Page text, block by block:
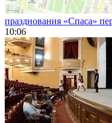
празднования «Спаса»
10:06